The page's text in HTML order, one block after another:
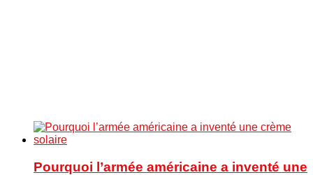
Pourquoi l’armée américaine a inventé une